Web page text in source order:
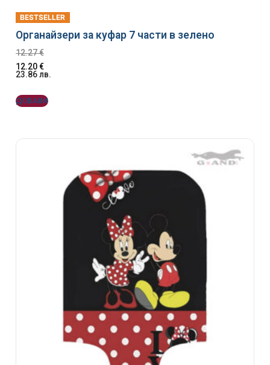
BESTSELLER
Органайзери за куфар 7 части в зелено
12.27€
12.20€
23.86лв.
ДОБАВИ